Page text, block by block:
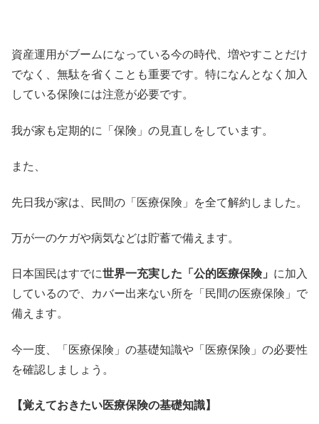
資産運用がブームになっている今の時代、増やすことだけ
でなく、 無駄を省くことも重要です。特になんとなく加入
している保険には注意が必要です。
我が家も定期的に「保険」の見直しをしています。
また、
先日我が家は、民間の「医療保険」を全て解約しました。
万が一のケガや病気などは貯蓄で備えます。
日本国民はすでに世界一充実した「公的医療保険」 に加入
しているので、カバー出来ない所を「民間の医療保険」で
備えます。
今一度、「医療保険」の基礎知識や「医療保険」 の必要性
を確認しましょう。
【覚えておきたい医療保険の基礎知識】